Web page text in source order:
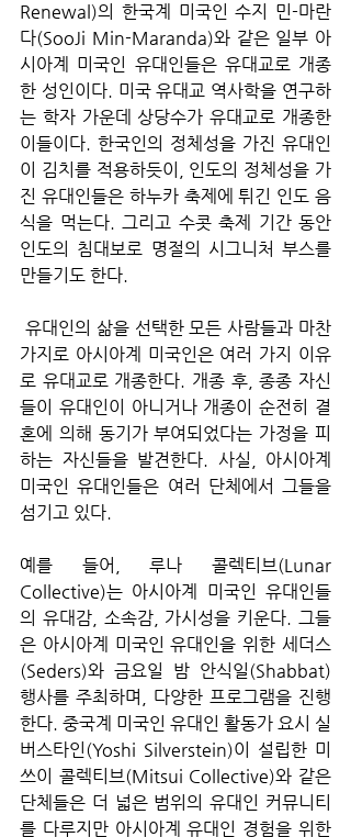
Renewal)의 한국계 미국인 수지 민-마란
다(SooJi Min-Maranda)와 같은 일부 아
시아계 미국인 유대인들은 유대교로 개종
한 성인이다. 미국 유대교 역사학을 연구하
는 학자 가운데 상당수가 유대교로 개종한
이들이다. 한국인의 정체성을 가진 유대인
이 김치를 적용하듯이, 인도의 정체성을 가
진 유대인들은 하누카 축제에 튀긴 인도 음
식을 먹는다. 그리고 수콧 축제 기간 동안
인도의 침대보로 명절의 시그니처 부스를
만들기도 한다.
가지로 아시아계 미국인은 여러 가지 이유
로 유대교로 개종한다. 개종 후, 종종 자신
들이 유대인이 아니거나 개종이 순전히 결
혼에 의해 동기가 부여되었다는 가정을 피
하는 자신들을 발견한다. 사실, 아시아계
미국인 유대인들은 여러 단체에서 그들을
섬기고 있다.
예를 들어, 루나 콜렉티브(Lunar
Collective)는 아시아계 미국인 유대인들
의 유대감, 소속감, 가시성을 키운다. 그들
은 아시아계 미국인 유대인을 위한 세더스
(Seders)와 금요일 밤 안식일(Shabbat)
행사를 주최하며, 다양한 프로그램을 진행
한다. 중국계 미국인 유대인 활동가 요시 실
버스타인(Yoshi Silverstein)이 설립한 미
쓰이 콜렉티브(Mitsui Collective)와 같은
단체들은 더 넓은 범위의 유대인 커뮤니티
를 다루지만 아시아계 유대인 경험을 위한